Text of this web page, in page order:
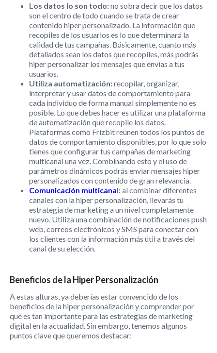
Los datos lo son todo:no sobra decir que los datos
son el centro de todo cuando se trata de crear
contenido hiper personalizado. La información que
recopiles de los usuarios es lo que determinará la
calidad de tus campañas. Básicamente, cuanto más
detallados sean los datos que recopiles, más podrás
hiper personalizar los mensajes que envías a tus
usuarios.
Utiliza automatización:recopilar, organizar,
interpretar y usar datos de comportamiento para
cada individuo de forma manual simplemente no es
posible. Lo que debes hacer es utilizar una plataforma
de automatización que recopile los datos.
Plataformas como Frizbit reúnen todos los puntos de
datos de comportamiento disponibles, por lo que solo
tienes que configurar tus campañas de marketing
multicanal una vez. Combinando esto y el uso de
parámetros dinámicos podrás enviar mensajes hiper
personalizados con contenido de gran relevancia.
Comunicación multicanal:al combinar diferentes
canales con la hiper personalización, llevarás tu
estrategia de marketing a un nivel completamente
nuevo. Utiliza una combinación de notificaciones push
web, correos electrónicos y SMS para conectar con
los clientes con la información más útil a través del
canal de su elección.
Beneficios de la Hiper Personalización
A estas alturas, ya deberías estar convencido de los
beneficios de la hiper personalización y comprender por
qué es tan importante para las estrategias de marketing
digital en la actualidad. Sin embargo, tenemos algunos
puntos clave que queremos destacar: